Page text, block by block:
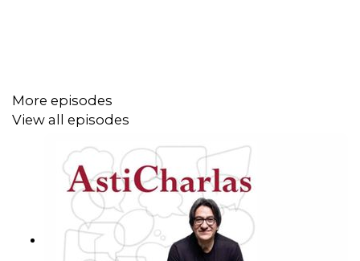
Tienda:
More episodes
View all episodes